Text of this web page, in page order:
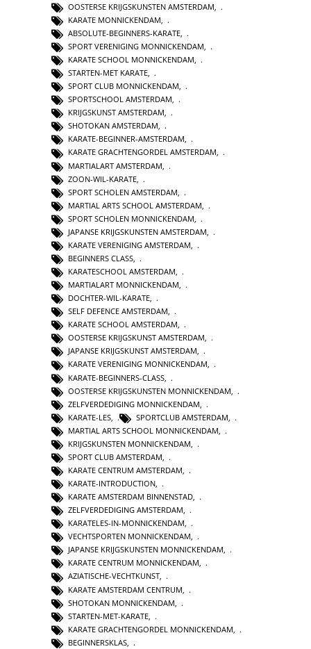
OOSTERSE KRIJGSKUNSTEN AMSTERDAM
KARATE MONNICKENDAM
ABSOLUTE-BEGINNERS-KARATE
SPORT VERENIGING MONNICKENDAM
KARATE SCHOOL MONNICKENDAM,
STARTEN-MET KARATE,
SPORT CLUB MONNICKENDAM,
SPORTSCHOOL AMSTERDAM,
KRIJGSKUNST AMSTERDAM,
SHOTOKAN AMSTERDAM,
KARATE-BEGINNER-AMSTERDAM,
KARATE GRACHTENGORDEL AMSTERDAM,
MARTIALART AMSTERDAM
ZOON-WIL-KARATE
SPORT SCHOLEN AMSTERDAM
MARTIAL ARTS SCHOOL AMSTERDAM
SPORT SCHOLEN MONNICKENDAM
JAPANSE KRIJGSKUNSTEN AMSTERDAM
KARATE VERENIGING AMSTERDAM
BEGINNERS CLASS
KARATESCHOOL AMSTERDAM,
MARTIALART MONNICKENDAM,
DOCHTER-WIL-KARATE,
SELF DEFENCE AMSTERDAM,
KARATE SCHOOL AMSTERDAM,
OOSTERSE KRIJGSKUNST AMSTERDAM,
JAPANSE KRIJGSKUNST AMSTERDAM,
KARATE VERENIGING MONNICKENDAM,
KARATE-BEGINNERS-CLASS
OOSTERSE KRIJGSKUNSTEN MONNICKENDAM
ZELFVERDEDIGING MONNICKENDAM
KARATE-LES
SPORTCLUB AMSTERDAM
MARTIAL ARTS SCHOOL MONNICKENDAM
KRIJGSKUNSTEN MONNICKENDAM
SPORT CLUB AMSTERDAM
KARATE CENTRUM AMSTERDAM
KARATE-INTRODUCTION,
KARATE AMSTERDAM BINNENSTAD,
ZELFVERDEDIGING AMSTERDAM,
KARATELES-IN-MONNICKENDAM,
VECHTSPORTEN MONNICKENDAM,
JAPANSE KRIJGSKUNSTEN MONNICKENDAM,
KARATE CENTRUM MONNICKENDAM,
AZIATISCHE-VECHTKUNST,
KARATE AMSTERDAM CENTRUM
SHOTOKAN MONNICKENDAM
STARTEN-MET-KARATE
KARATE GRACHTENGORDEL MONNICKENDAM
BEGINNERSKLAS